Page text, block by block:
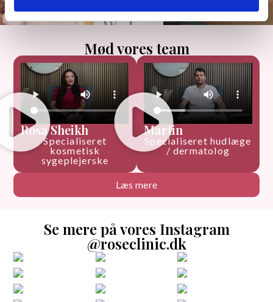
Mød vores team
Rosa Sheikh
Specialiseret
kosmetisk
sygeplejerske
Martin
Specialiseret hudlæge
/ dermatolog
Læs mere
Se mere på vores Instagram​
@roseclinic.dk